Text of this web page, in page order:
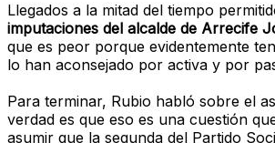
Llegados a la mitad del tiempo
imputaciones del alcalde de Arrecife
que es peor porque evidentemente
lo han aconsejado por activa y por
Para terminar, Rubio habló sobre el
verdad es que eso es una cuestión
asumir que la segunda del Partido